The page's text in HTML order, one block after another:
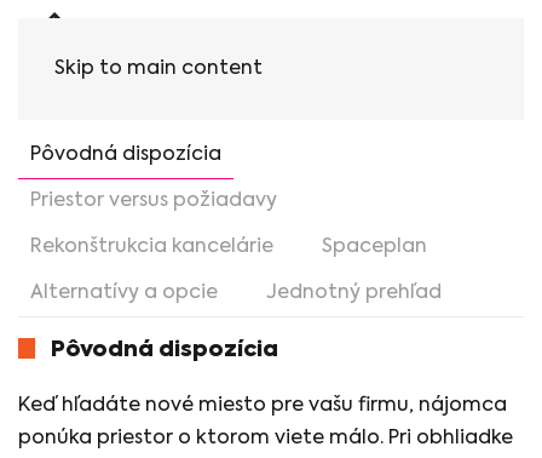
Skip to main content
Pôvodná dispozícia
Priestor versus požiadavy
Rekonštrukcia kancelárie Spaceplan
Alternatívy a opcie Jednotný prehľad
Pôvodná dispozícia
Keď hľadáte nové miesto pre vašu firmu, nájomca
ponúka priestor o ktorom viete málo. Pri obhliadke